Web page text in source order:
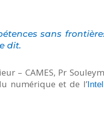
sans
dit.
– CAMES, Pr
numérique et de l’